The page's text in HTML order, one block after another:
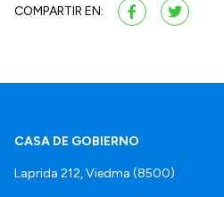
COMPARTIR EN:
CASA DE GOBIERNO
Laprida 212, Viedma (8500)